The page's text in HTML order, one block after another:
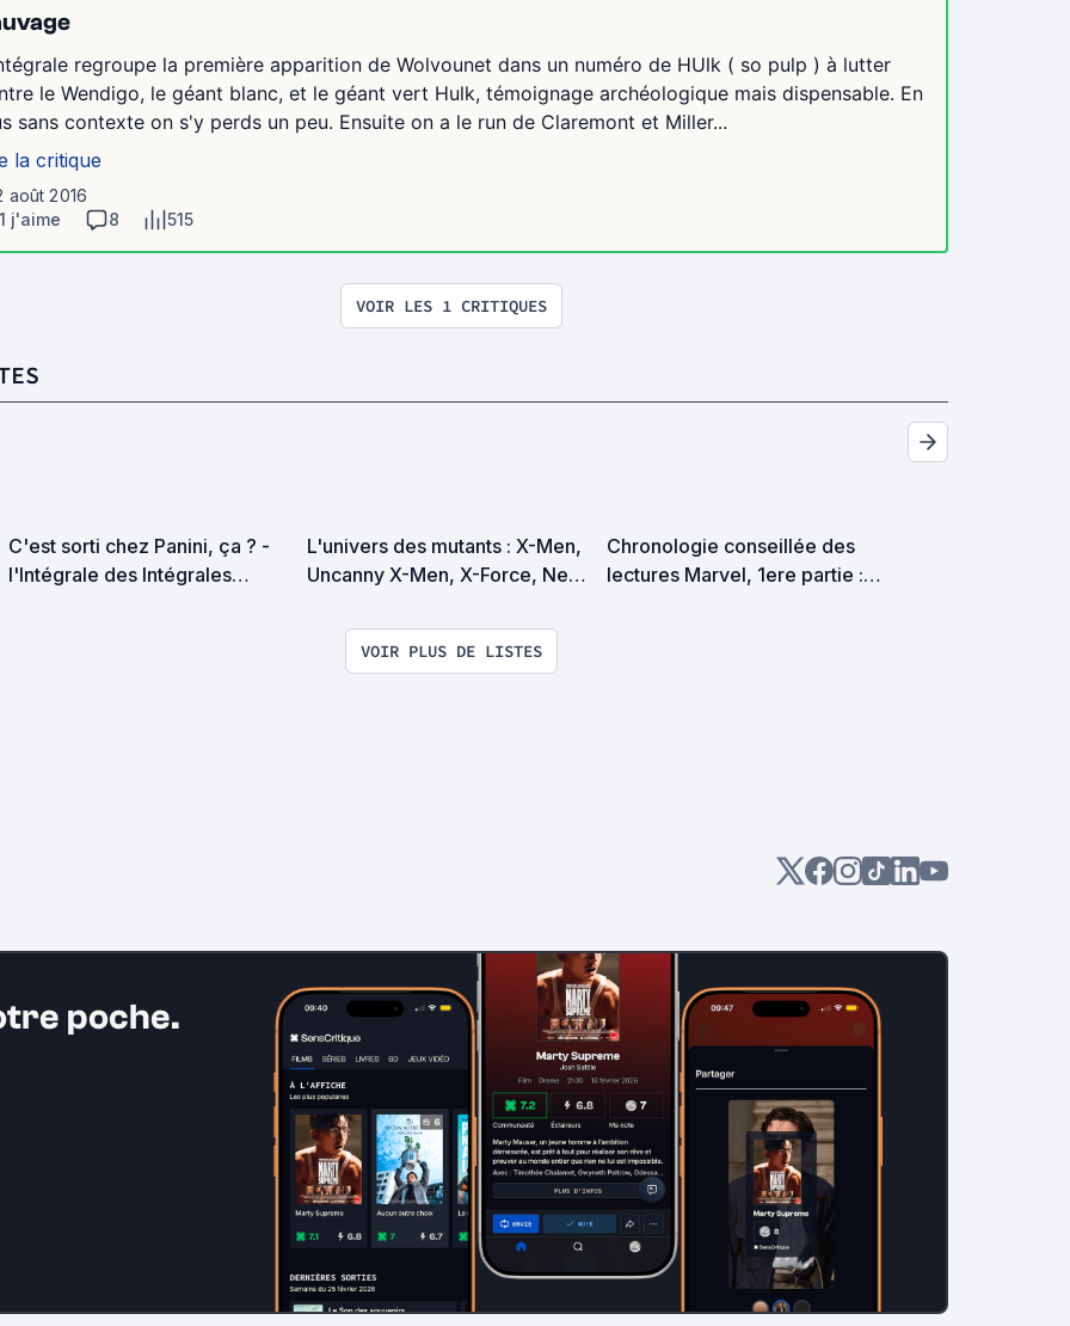
regroupe la première apparition de Wolvounet dans un numéro de HUlk ( so pulp ) à lutter
le Wendigo, le géant blanc, et le géant vert Hulk, témoignage archéologique mais dispensable. En
sans contexte on s'y perds un peu. Ensuite on a le run de Claremont et Miller...
la critique
août 2016
1 j'aime
8 515
VOIR LES 1 CRITIQUES
C'est sorti chez Panini, ça ? -
l'Intégrale des Intégrales
L'univers des mutants : X-Men,
Uncanny X-Men, X-Force, New
VO si VF inexistante) : Ordre de
lecture
Chronologie conseillée des
lectures Marvel, 1ere partie :
VOIR PLUS DE LISTES
poche.